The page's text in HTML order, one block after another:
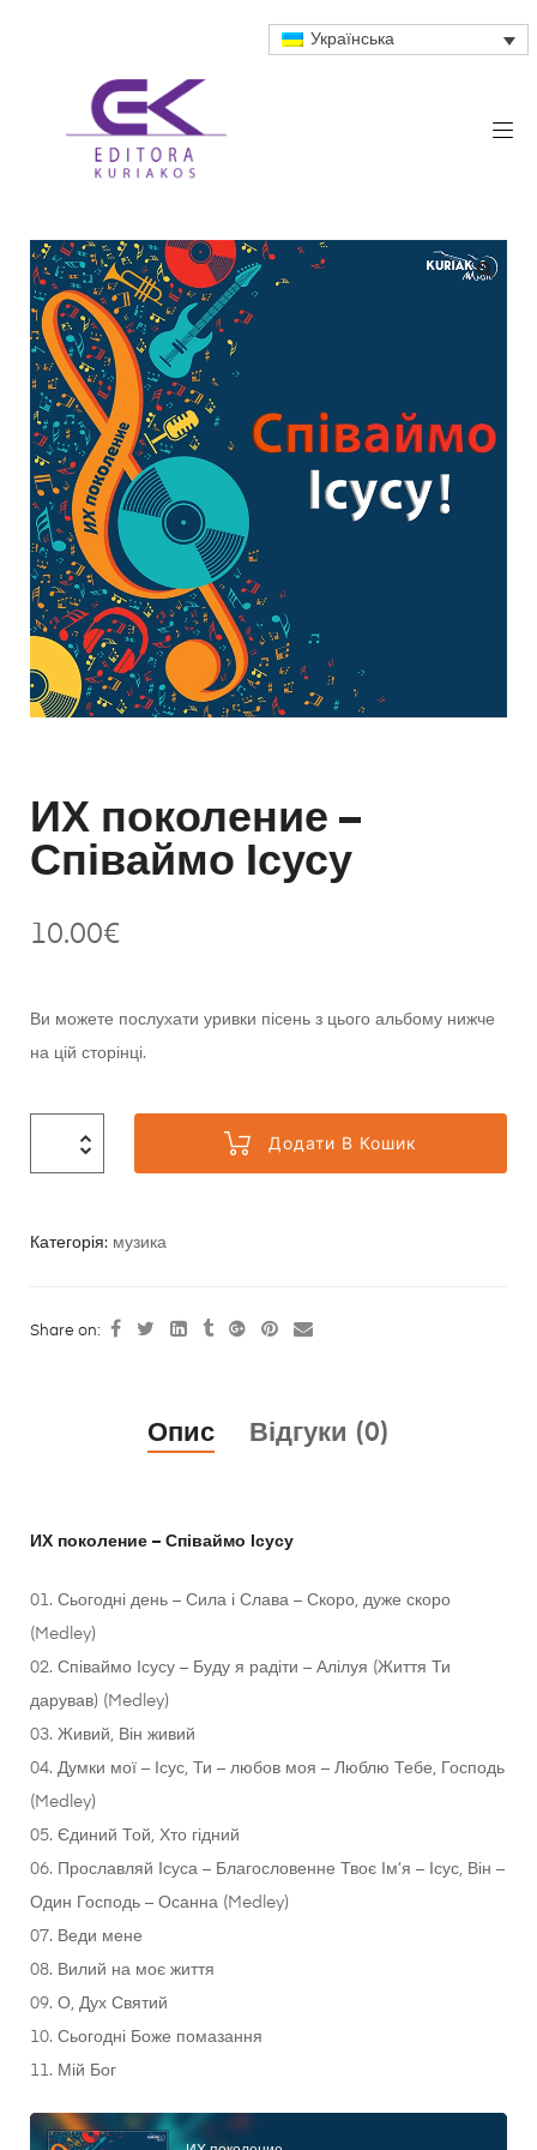
Українська
ИХ поколение –
Співаймо Ісусу
10.00€
Ви можете послухати уривки пісень з цього альбому нижче
на цій сторінці.
Додати В Кошик
Категорія: музика
Share on:
Опис Відгуки (0)
ИХ поколение – Співаймо Ісусу
01. Сьогодні день – Сила і Слава – Скоро, дуже скоро
(Medley)
02. Співаймо Ісусу – Буду я радіти – Алілуя (Життя Ти
дарував) (Medley)
03. Живий, Він живий
04. Думки мої – Ісус, Ти – любов моя – Люблю Тебе, Господь
(Medley)
05. Єдиний Той, Хто гідний
06. Прославляй Ісуса – Благословенне Твоє Ім’я – Ісус, Він –
Один Господь – Осанна (Medley)
07. Веди мене
08. Вилий на моє життя
09. О, Дух Святий
10. Сьогодні Боже помазання
11. Мій Бог
Аудіопрогравач